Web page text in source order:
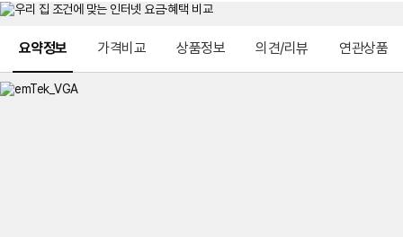
요약정보 가격비교 상품정보 의견/리뷰 연관상품